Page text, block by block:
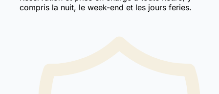
compris la nuit, le week-end et les jours feries.